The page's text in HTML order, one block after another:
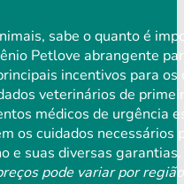
sabe o quanto é
Petlove abrangente
incentivos para
veterinários de
médicos de urgência
os cuidados
e suas diversas garantias.
pode variar por